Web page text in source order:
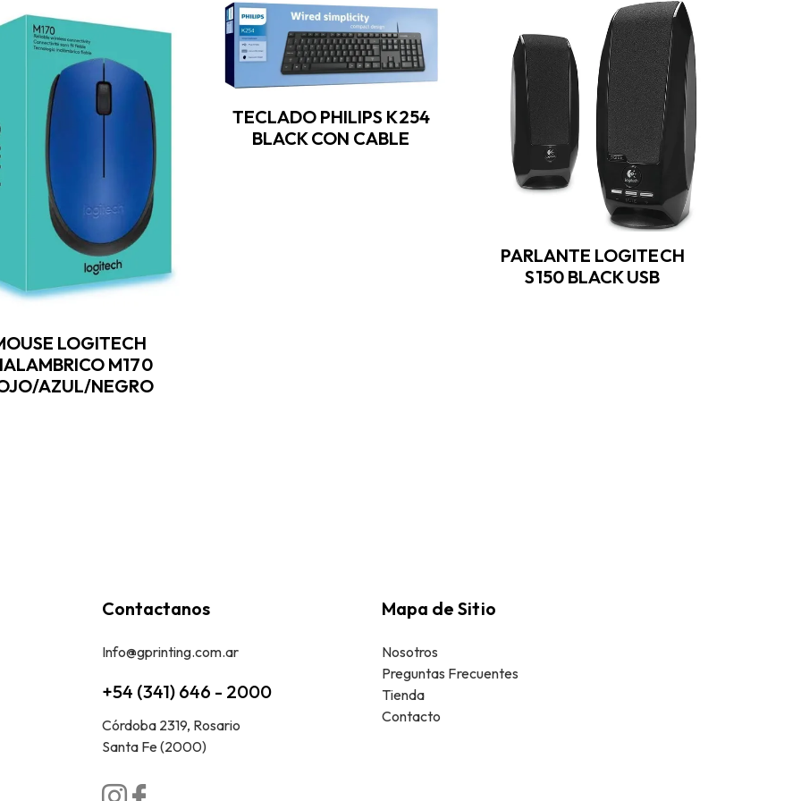
LOGITECH
M170
AZUL/NEGRO
TECLADO PHILIPS K254
BLACK CON CABLE
PARLANTE LOGITECH
S150 BLACK USB
Contactanos
Info@gprinting.com.ar
+54 (341) 646 - 2000
Córdoba 2319, Rosario
Santa Fe (2000)
Mapa de Sitio
Nosotros
Preguntas Frecuentes
Tienda
Contacto